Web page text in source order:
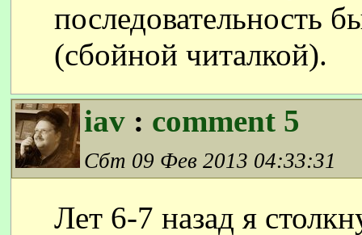
последовательность
(сбойной читалкой).
iav : comment 5
Сбт 09 Фев 2013 04:33:31
Лет 6-7 назад я